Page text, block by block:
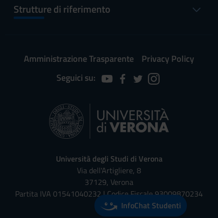
Strutture di riferimento
Amministrazione Trasparente
Privacy Policy
Seguici su:
Università degli Studi di Verona
Via dell'Artigliere, 8
37129, Verona
Partita IVA 01541040232 | Codice Fiscale 93009870234
InfoChat Studenti